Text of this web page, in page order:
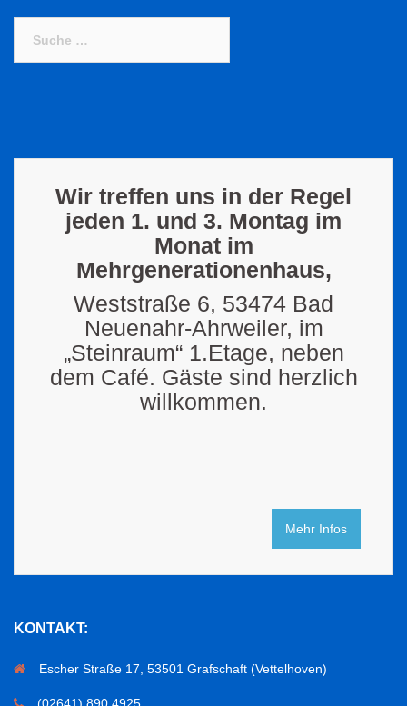
nach:
Wir treffen uns in der Regel
jeden 1. und 3. Montag im
Monat im
Mehrgenerationenhaus,
Weststraße 6, 53474 Bad
Neuenahr-Ahrweiler, im
„Steinraum“ 1.Etage, neben
dem Café. Gäste sind herzlich
willkommen.
Mehr Infos
KONTAKT:
Escher Straße 17, 53501 Grafschaft (Vettelhoven)